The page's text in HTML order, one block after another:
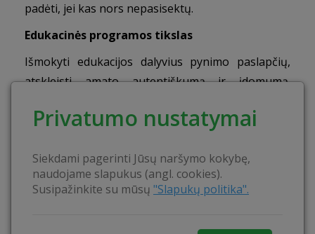
Privatumo nustatymai
Siekdami pagerinti Jūsų naršymo kokybę,
naudojame slapukus (angl. cookies).
Susipažinkite su mūsų "Slapukų politika".
padėti, jei kas nors nepasisektų.
Edukacinės programos tikslas
Išmokyti edukacijos dalyvius pynimo paslapčių,
atskleisti amato autentiškumą ir įdomumą.
amatą savomis rankomis.
amato istorija. Po to sertifikuoti amatininkai Jums
pateiks iš anksto pusiau paruoštus darbelius ir
pabaigsite darbelius su amatininkų patarimais ir